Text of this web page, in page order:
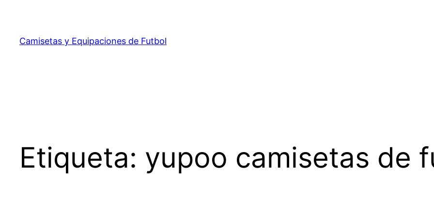
contenido
Camisetas y Equipaciones de Futbol
Etiqueta: yupoo camisetas de